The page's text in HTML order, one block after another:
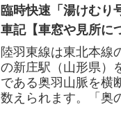
臨時快速「湯けむり
車記【車窓や見所に
陸羽東線は東北本線
の新庄駅（山形県）
である奥羽山脈を横
数えられます。「奥